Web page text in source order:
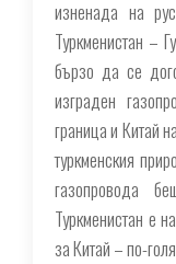
изненада на
Туркменистан –
бързо да се
изграден
граница и Китай
туркменския
газопровода
Туркменистан е
за Китай – по-